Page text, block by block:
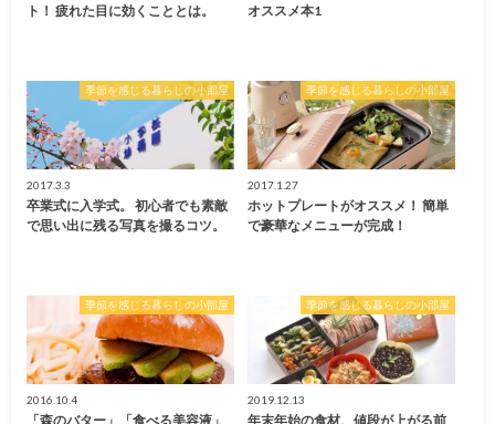
ト！ 疲れた目に効くこととは。
オススメ本1
季節を感じる暮らしの小部屋
2017.3.3
卒業式に入学式。 初心者でも素敵
で思い出に残る写真を撮るコツ。
季節を感じる暮らしの小部屋
2017.1.27
ホットプレートがオススメ！ 簡単
で豪華なメニューが完成！
季節を感じる暮らしの小部屋
2016.10.4
「森のバター」「食べる美容液」
季節を感じる暮らしの小部屋
2019.12.13
年末年始の食材、値段が上がる前